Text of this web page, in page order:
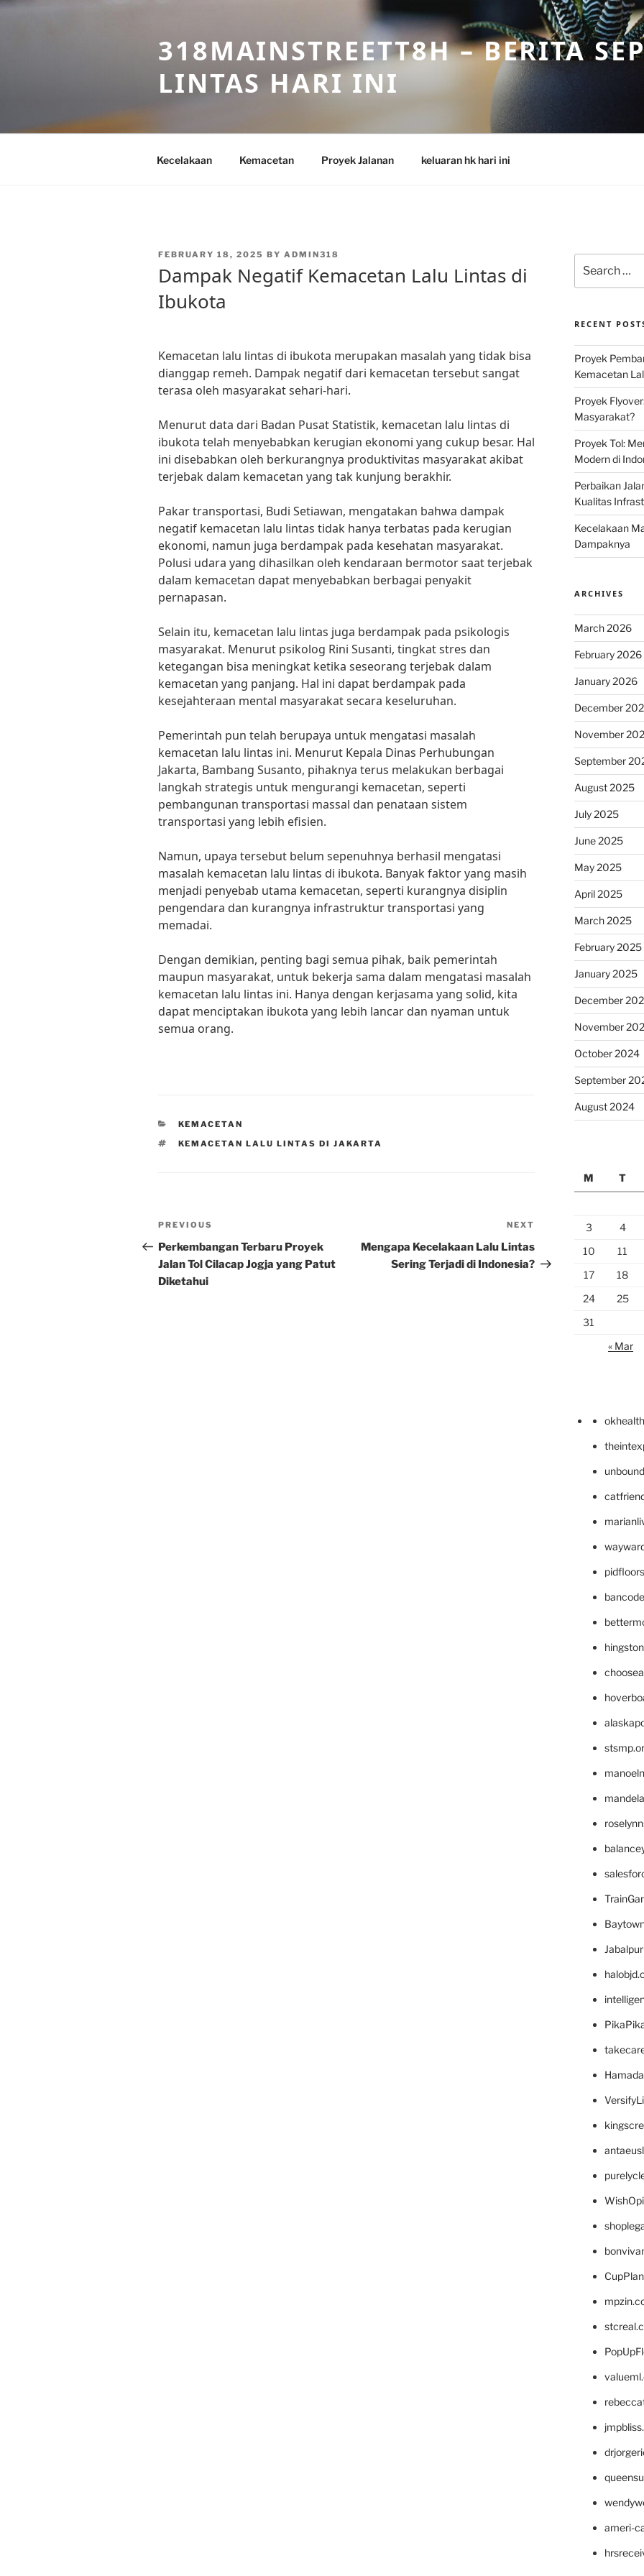
Skip
318MAINSTREETT8H – BERITA
LINTAS HARI INI
Kecelakaan Kemacetan Proyek Jalanan keluaran hk hari ini
POSTED
FEBRUARY 18, 2025 BY ADMIN318
Dampak Negatif Kemacetan Lalu Lintas di
Ibukota
Kemacetan lalu lintas di ibukota merupakan masalah yang tidak bisa
dianggap remeh. Dampak negatif dari kemacetan tersebut sangat
terasa oleh masyarakat sehari-hari.
Menurut data dari Badan Pusat Statistik, kemacetan lalu lintas di
ibukota telah menyebabkan kerugian ekonomi yang cukup besar. Hal
ini disebabkan oleh berkurangnya produktivitas masyarakat akibat
terjebak dalam kemacetan yang tak kunjung berakhir.
Pakar transportasi, Budi Setiawan, mengatakan bahwa dampak
negatif kemacetan lalu lintas tidak hanya terbatas pada kerugian
ekonomi, namun juga berdampak pada kesehatan masyarakat.
Polusi udara yang dihasilkan oleh kendaraan bermotor saat terjebak
dalam kemacetan dapat menyebabkan berbagai penyakit
pernapasan.
Selain itu, kemacetan lalu lintas juga berdampak pada psikologis
masyarakat. Menurut psikolog Rini Susanti, tingkat stres dan
ketegangan bisa meningkat ketika seseorang terjebak dalam
kemacetan yang panjang. Hal ini dapat berdampak pada
kesejahteraan mental masyarakat secara keseluruhan.
Pemerintah pun telah berupaya untuk mengatasi masalah
kemacetan lalu lintas ini. Menurut Kepala Dinas Perhubungan
Jakarta, Bambang Susanto, pihaknya terus melakukan berbagai
langkah strategis untuk mengurangi kemacetan, seperti
pembangunan transportasi massal dan penataan sistem
transportasi yang lebih efisien.
Namun, upaya tersebut belum sepenuhnya berhasil mengatasi
masalah kemacetan lalu lintas di ibukota. Banyak faktor yang masih
menjadi penyebab utama kemacetan, seperti kurangnya disiplin
pengendara dan kurangnya infrastruktur transportasi yang
memadai.
Dengan demikian, penting bagi semua pihak, baik pemerintah
maupun masyarakat, untuk bekerja sama dalam mengatasi masalah
kemacetan lalu lintas ini. Hanya dengan kerjasama yang solid, kita
dapat menciptakan ibukota yang lebih lancar dan nyaman untuk
semua orang.
CATEGORIES
KEMACETAN
TAGS
KEMACETAN LALU LINTAS DI JAKARTA
Post
navigation
Previous
Post
PREVIOUS
Perkembangan Terbaru Proyek
Jalan Tol Cilacap Jogja yang Patut
Diketahui
Post
NEXT
Mengapa Kecelakaan Lalu Lintas
Sering Terjadi di Indonesia?
for:
RECENT
Proyek
Kemacetan
Proyek
Masyarakat?
Proyek Tol:
Modern di
Perbaikan
Kualitas
Kecelakaan
Dampaknya
ARCHIVES
March 2026
February 2026
January 2026
December
November
September
August 2025
July 2025
June 2025
May 2025
April 2025
March 2025
February 2025
January 2025
December
November
October 2024
September
August 2024
M
T
3
4
10
11
17
18
24
25
31
« Mar
ameri-